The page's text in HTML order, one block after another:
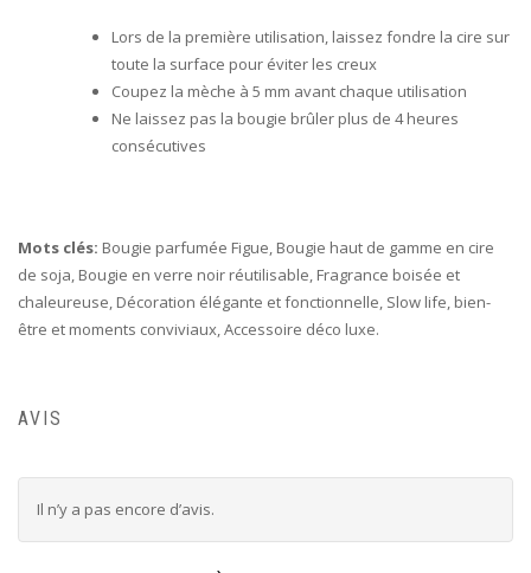
Lors de la première utilisation, laissez fondre la cire sur
toute la surface pour éviter les creux
Coupez la mèche à 5 mm avant chaque utilisation
Ne laissez pas la bougie brûler plus de 4 heures
consécutives
Mots clés: Bougie parfumée Figue, Bougie haut de gamme en cire
de soja, Bougie en verre noir réutilisable, Fragrance boisée et
chaleureuse, Décoration élégante et fonctionnelle, Slow life, bien-
être et moments conviviaux, Accessoire déco luxe.
AVIS
Il n’y a pas encore d’avis.